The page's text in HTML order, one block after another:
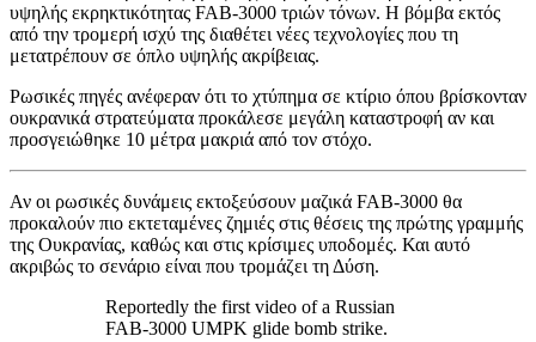
υψηλής εκρηκτικότητας FAB-3000 τριών τόνων. Η βόμβα εκτός
από την τρομερή ισχύ της διαθέτει νέες τεχνολογίες που τη
μετατρέπουν σε όπλο υψηλής ακρίβειας.
Ρωσικές πηγές ανέφεραν ότι το χτύπημα σε κτίριο όπου βρίσκονταν
ουκρανικά στρατεύματα προκάλεσε μεγάλη καταστροφή αν και
προσγειώθηκε 10 μέτρα μακριά από τον στόχο.
Αν οι ρωσικές δυνάμεις εκτοξεύσουν μαζικά FAB-3000 θα
προκαλούν πιο εκτεταμένες ζημιές στις θέσεις της πρώτης γραμμής
της Ουκρανίας, καθώς και στις κρίσιμες υποδομές. Και αυτό
ακριβώς το σενάριο είναι που τρομάζει τη Δύση.
Reportedly the first video of a Russian
FAB-3000 UMPK glide bomb strike.